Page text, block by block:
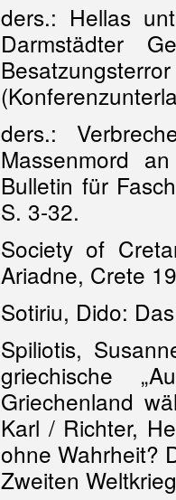
ders.: Hellas
Darmstädter
ders.:
Massenmord
Bulletin für
S. 3-32.
Society of
Ariadne, Crete
Sotiriu, Dido:
Spiliotis,
griechische
Griechenland
Karl / Richter,
ohne Wahrheit?
Zweiten